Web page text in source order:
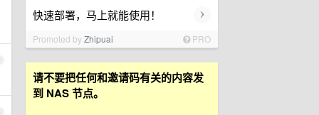
快速部署，马上就能使用！ ›
Promoted byZhipuai PRO
请不要把任何和邀请码有关的内容发
到 NAS 节点。